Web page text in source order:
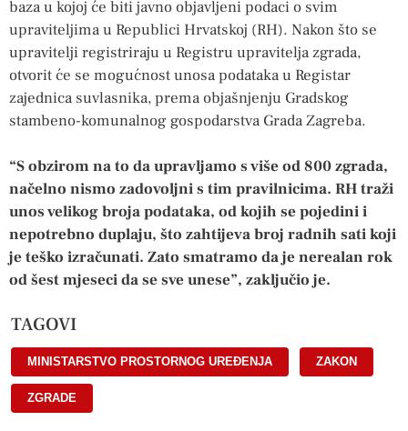
baza u kojoj će biti javno objavljeni podaci o svim
upraviteljima u Republici Hrvatskoj (RH). Nakon što se
upravitelji registriraju u Registru upravitelja zgrada,
otvorit će se mogućnost unosa podataka u Registar
zajednica suvlasnika, prema objašnjenju Gradskog
stambeno-komunalnog gospodarstva Grada Zagreba.
“S obzirom na to da upravljamo s više od 800 zgrada,
načelno nismo zadovoljni s tim pravilnicima. RH traži
unos velikog broja podataka, od kojih se pojedini i
nepotrebno duplaju, što zahtijeva broj radnih sati koji
je teško izračunati. Zato smatramo da je nerealan rok
od šest mjeseci da se sve unese”, zaključio je.
TAGOVI
MINISTARSTVO PROSTORNOG UREĐENJA ZAKON
ZGRADE